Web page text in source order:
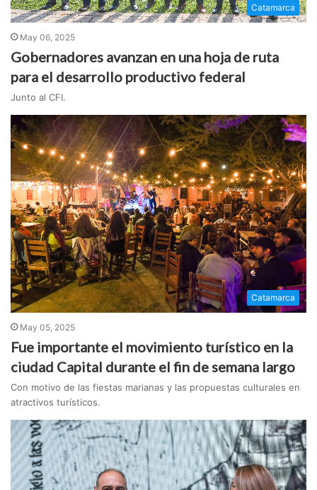
Catamarca
May 06, 2025
Gobernadores avanzan en una hoja de ruta
para el desarrollo productivo federal
Junto al CFI.
Catamarca
May 05, 2025
Fue importante el movimiento turístico en la
ciudad Capital durante el fin de semana largo
Con motivo de las fiestas marianas y las propuestas culturales en
atractivos turísticos.